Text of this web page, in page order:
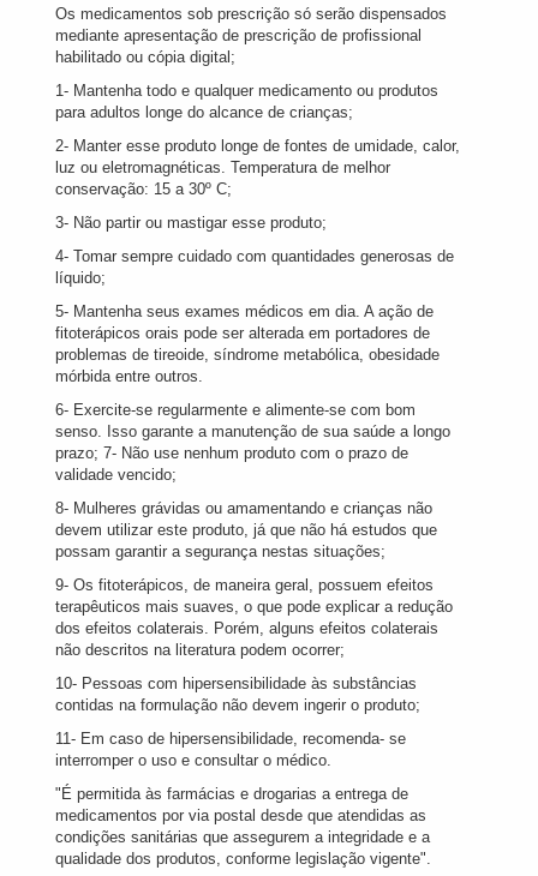
Os medicamentos sob prescrição só serão dispensados
mediante apresentação de prescrição de profissional
habilitado ou cópia digital;
1- Mantenha todo e qualquer medicamento ou produtos
para adultos longe do alcance de crianças;
2- Manter esse produto longe de fontes de umidade, calor,
luz ou eletromagnéticas. Temperatura de melhor
conservação: 15 a 30º C;
3- Não partir ou mastigar esse produto;
4- Tomar sempre cuidado com quantidades generosas de
líquido;
5- Mantenha seus exames médicos em dia. A ação de
fitoterápicos orais pode ser alterada em portadores de
problemas de tireoide, síndrome metabólica, obesidade
mórbida entre outros.
6- Exercite-se regularmente e alimente-se com bom
senso. Isso garante a manutenção de sua saúde a longo
prazo; 7- Não use nenhum produto com o prazo de
validade vencido;
8- Mulheres grávidas ou amamentando e crianças não
devem utilizar este produto, já que não há estudos que
possam garantir a segurança nestas situações;
9- Os fitoterápicos, de maneira geral, possuem efeitos
terapêuticos mais suaves, o que pode explicar a redução
dos efeitos colaterais. Porém, alguns efeitos colaterais
não descritos na literatura podem ocorrer;
10- Pessoas com hipersensibilidade às substâncias
contidas na formulação não devem ingerir o produto;
11- Em caso de hipersensibilidade, recomenda- se
interromper o uso e consultar o médico.
"É permitida às farmácias e drogarias a entrega de
medicamentos por via postal desde que atendidas as
condições sanitárias que assegurem a integridade e a
qualidade dos produtos, conforme legislação vigente".